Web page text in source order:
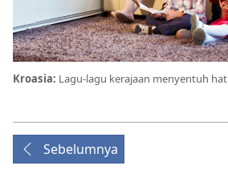
Kroasia: Lagu-lagu kerajaan menyentuh
Sebelumnya